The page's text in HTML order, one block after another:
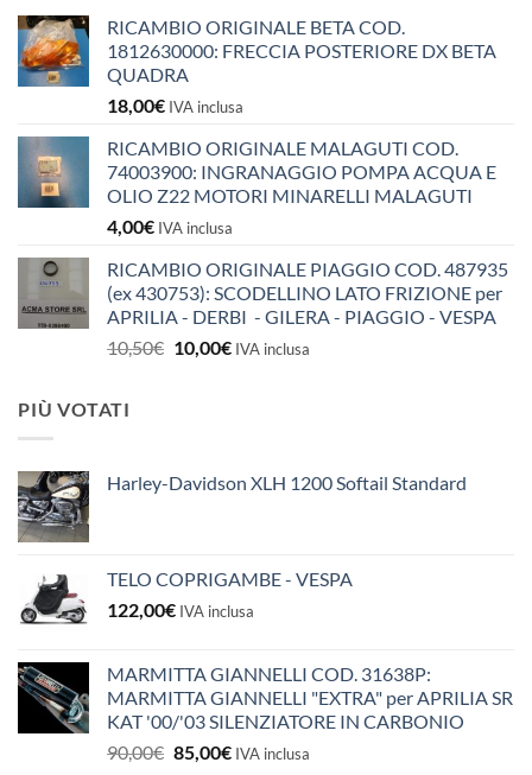
RICAMBIO ORIGINALE BETA COD.
1812630000: FRECCIA POSTERIORE DX BETA
QUADRA
18,00€ IVA inclusa
RICAMBIO ORIGINALE MALAGUTI COD.
74003900: INGRANAGGIO POMPA ACQUA E
OLIO Z22 MOTORI MINARELLI MALAGUTI
4,00€ IVA inclusa
RICAMBIO ORIGINALE PIAGGIO COD. 487935
(ex 430753): SCODELLINO LATO FRIZIONE per
APRILIA - DERBI - GILERA - PIAGGIO - VESPA
10,50€ Il
10,00€IlIVA inclusa
PIÙ VOTATI
Harley-Davidson XLH 1200 Softail Standard
TELO COPRIGAMBE - VESPA
122,00€ IVA inclusa
MARMITTA GIANNELLI COD. 31638P:
MARMITTA GIANNELLI "EXTRA" per APRILIA SR
KAT '00/'03 SILENZIATORE IN CARBONIO
90,00€ Il
85,00€IlIVA inclusa